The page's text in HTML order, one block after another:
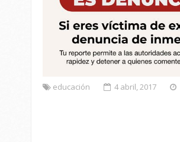
educación 4 abril, 2017